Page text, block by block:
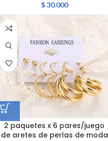
$30.000
2 paquetes x 6 pares/juego
de aretes de perlas de moda